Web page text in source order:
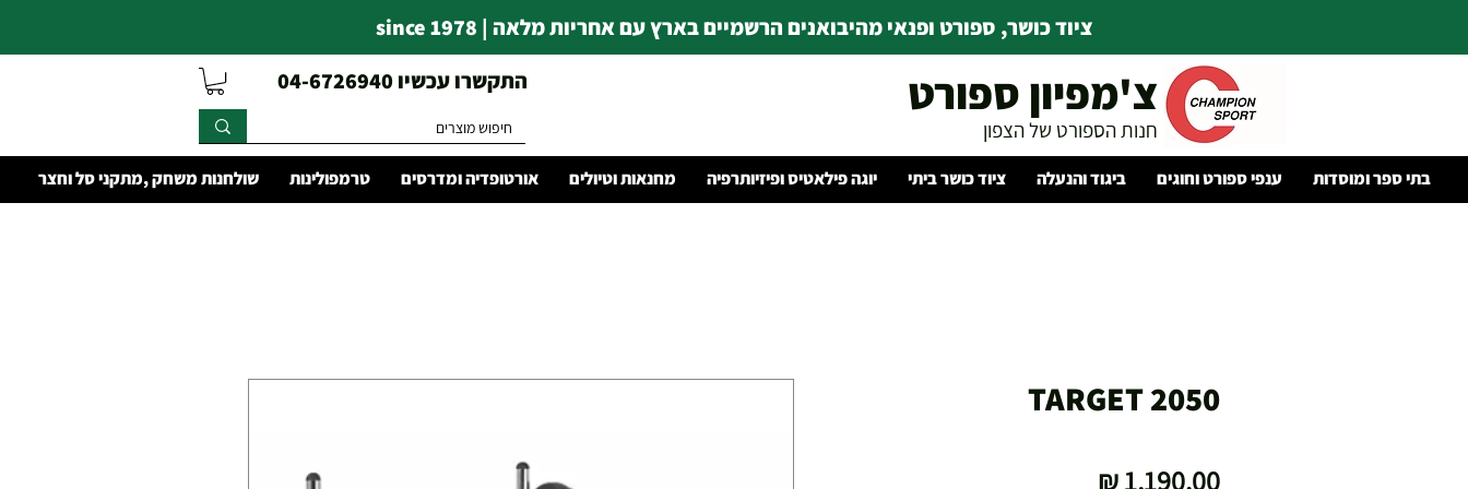
ציוד כושר, ספורט ופנאי מהיבואנים הרשמיים בארץ עם אחריות מלאה | since 1978
התקשרו עכשיו 04-6726940
צ'מפיון ספורט
חנות הספורט של הצפון
בתי ספר ומוסדות ענפי ספורט וחוגים ביגוד והנעלה ציוד כושר ביתי יוגה פילאטיס ופיזיותרפיה מחנאות וטיולים אורטופדיה ומדרסים טרמפולינות שולחנות משחק ,מתקני סל וחצר
TARGET 2050